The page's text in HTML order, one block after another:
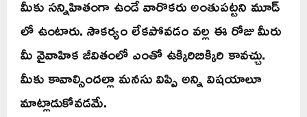
మీకు సన్నిహితంగా ఉండే వారొకరు అంతుపట్టని మూడ్
లో ఉంటారు. సౌకర్యం లేకపోవడం వల్ల ఈ రోజు మీరు
మీ వైవాహిక జీవితంలో ఎంతో ఉక్కిరిబిక్కిరి కావచ్చు.
మీకు కావాల్సిందల్లా మనసు విప్పి అన్ని విషయాలూ
మాట్లాడుకోవడమే.